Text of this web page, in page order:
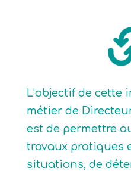
L’objectif de cette
métier de
est de permettre
travaux pratiques
situations, de